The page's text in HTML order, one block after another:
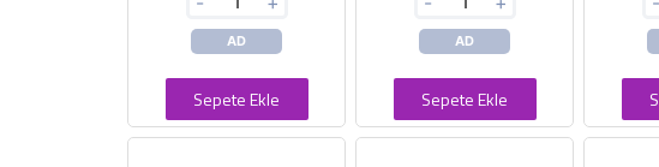
AD
Sepete Ekle
AD
Sepete Ekle